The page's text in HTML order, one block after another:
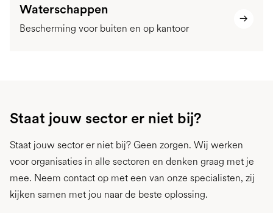
Waterschappen
Bescherming voor buiten en op kantoor
Staat jouw sector er niet bij?
Staat jouw sector er niet bij? Geen zorgen. Wij werken
voor organisaties in alle sectoren en denken graag met je
mee. Neem contact op met een van onze specialisten, zij
kijken samen met jou naar de beste oplossing.